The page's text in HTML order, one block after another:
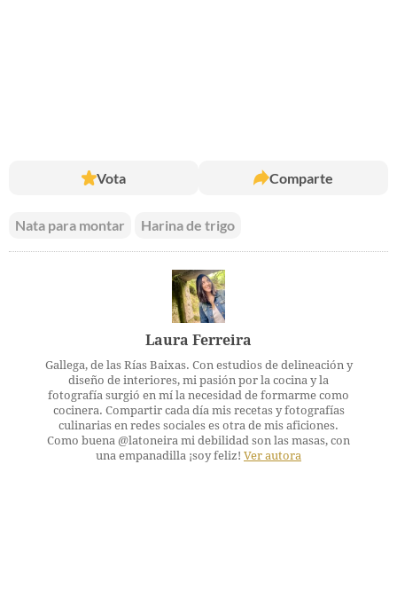
Vota Comparte
Nata para montar Harina de trigo
Laura Ferreira
Gallega, de las Rías Baixas. Con estudios de delineación y
diseño de interiores, mi pasión por la cocina y la
fotografía surgió en mí la necesidad de formarme como
cocinera. Compartir cada día mis recetas y fotografías
culinarias en redes sociales es otra de mis aficiones.
Como buena @latoneira mi debilidad son las masas, con
una empanadilla ¡soy feliz! Ver autora